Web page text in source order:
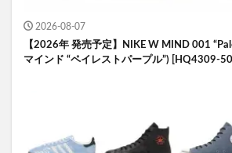
2026-08-07
【2026年 発売予定】NIKE W MIND 001
マインド “ペイレストパープル”) [HQ4309-